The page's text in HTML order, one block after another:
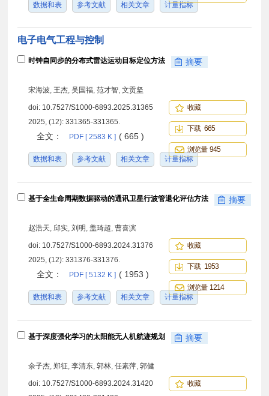
数据和表 参考文献 相关文章 计量指标
电子电气工程与控制
时钟自同步的分布式雷达运动目标定位方法 摘要
宋海波, 王杰, 吴国福, 范才智, 文贡坚
doi: 10.7527/S1000-6893.2025.31365
2025, (12): 331365-331365.
全文： PDF [ 2583 K ] ( 665 )
数据和表 参考文献 相关文章 计量指标
收藏
下载 665
浏览量 945
基于全生命周期数据驱动的通讯卫星行波管退化评估方法 摘要
赵浩天, 邱实, 刘明, 盖琦超, 曹喜滨
doi: 10.7527/S1000-6893.2024.31376
2025, (12): 331376-331376.
全文： PDF [ 5132 K ] ( 1953 )
数据和表 参考文献 相关文章 计量指标
收藏
下载 1953
浏览量 1214
基于深度强化学习的太阳能无人机航迹规划 摘要
余子杰, 郑征, 李清东, 郭林, 任素萍, 郭健
doi: 10.7527/S1000-6893.2024.31420
收藏